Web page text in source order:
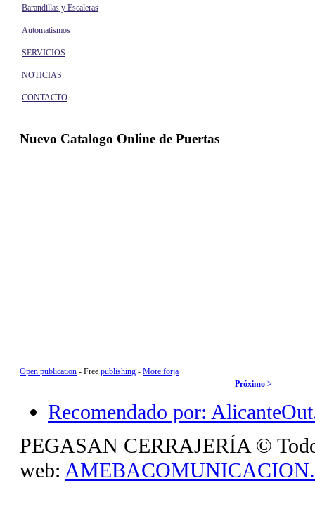
Barandillas y Escaleras
Automatismos
SERVICIOS
NOTICIAS
CONTACTO
Nuevo Catalogo Online de Puertas
Open publication - Free publishing - More forja
Próximo >
Recomendado por:
PEGASAN CERRAJERÍA ©
web: